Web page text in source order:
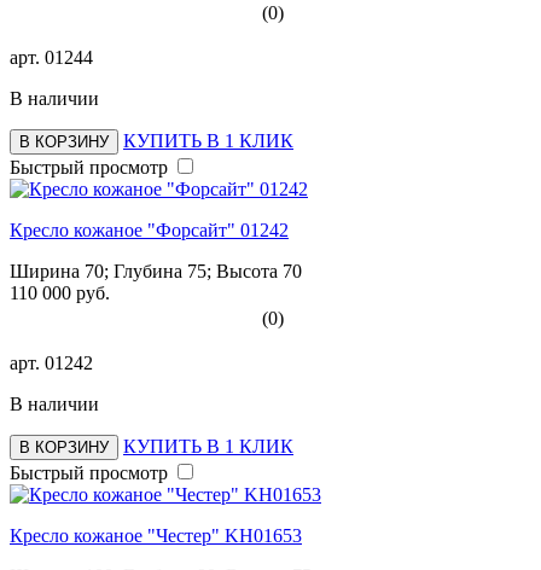
(0)
арт. 01244
В наличии
В КОРЗИНУ
КУПИТЬ В 1 КЛИК
Быстрый просмотр
Кресло кожаное "Форсайт" 01242
Ширина 70; Глубина 75; Высота 70
110 000 руб.
(0)
арт. 01242
В наличии
В КОРЗИНУ
КУПИТЬ В 1 КЛИК
Быстрый просмотр
Кресло кожаное "Честер" KH01653